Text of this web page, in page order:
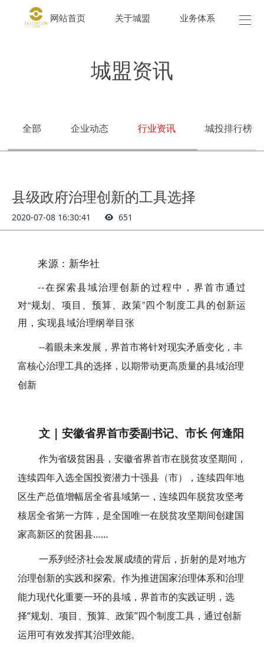
网站首页 关于城盟 业务体系 城
城盟资讯
全部 企业动态 行业资讯 城投排行榜
县级政府治理创新的工具选择
2020-07-08 16:30:41 651
来源：新华社
--在探索县域治理创新的过程中，界首市通过
对“规划、项目、预算、政策”四个制度工具的创新运
用，实现县域治理纲举目张
--着眼未来发展，界首市将针对现实矛盾变化，丰
富核心治理工具的选择，以期带动更高质量的县域治理
创新
文 | 安徽省界首市委副书记、市长 何逢阳
作为省级贫困县，安徽省界首市在脱贫攻坚期间，
连续四年入选全国投资潜力十强县（市），连续四年地
区生产总值增幅居全省县域第一，连续四年脱贫攻坚考
核居全省第一方阵，是全国唯一在脱贫攻坚期间创建国
家高新区的贫困县……
一系列经济社会发展成绩的背后，折射的是对地方
治理创新的实践和探索。作为推进国家治理体系和治理
能力现代化重要一环的县域，界首市的实践证明，选
择“规划、项目、预算、政策”四个制度工具，通过创新
运用可有效发挥其治理效能。